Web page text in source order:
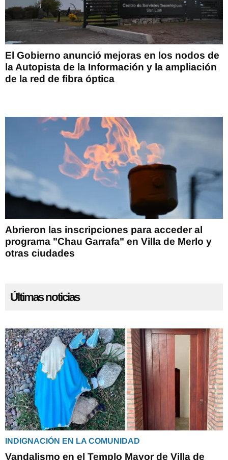
El Gobierno anunció mejoras en los nodos de
la Autopista de la Información y la ampliación
de la red de fibra óptica
Abrieron las inscripciones para acceder al
programa "Chau Garrafa" en Villa de Merlo y
otras ciudades
Últimas noticias
INDIGNACIÓN EN LA COMUNIDAD
Vandalismo en el Templo Mayor de Villa de